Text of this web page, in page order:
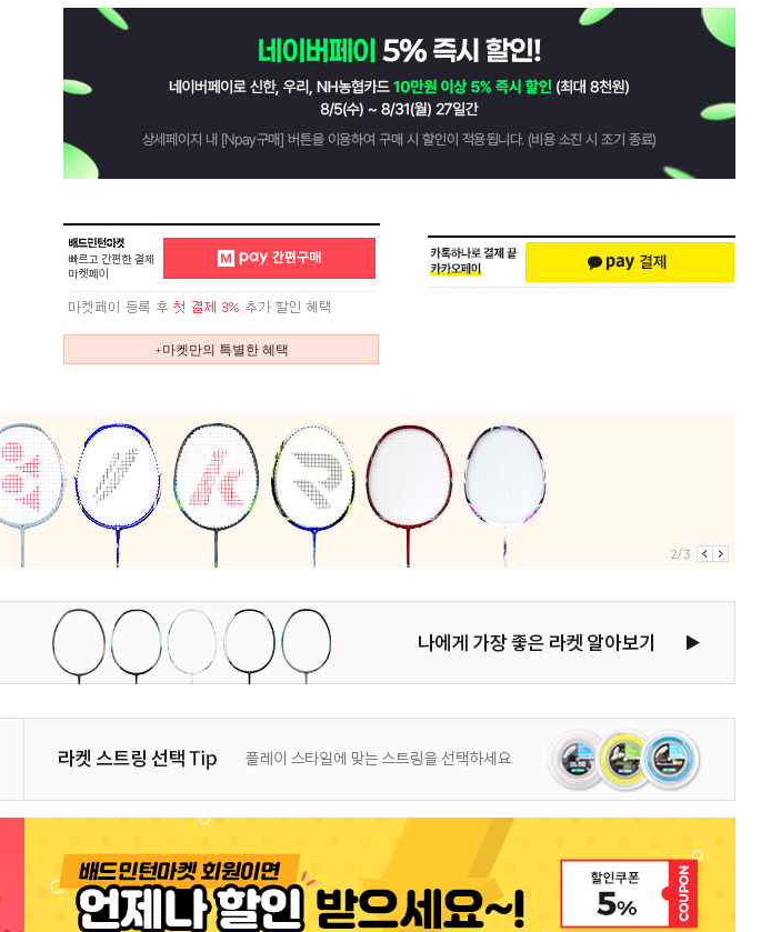
+마켓만의 특별한 혜택
2/3